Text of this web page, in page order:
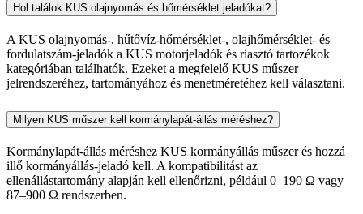
Hol találok KUS olajnyomás és hőmérséklet jeladókat?
A KUS olajnyomás-, hűtővíz-hőmérséklet-, olajhőmérséklet- és
fordulatszám-jeladók a KUS motorjeladók és riasztó tartozékok
kategóriában találhatók. Ezeket a megfelelő KUS műszer
jelrendszeréhez, tartományához és menetméretéhez kell választani.
Milyen KUS műszer kell kormánylapát-állás méréshez?
Kormánylapát-állás méréshez KUS kormányállás műszer és hozzá
illő kormányállás-jeladó kell. A kompatibilitást az
ellenállástartomány alapján kell ellenőrizni, például 0–190 Ω vagy
87–900 Ω rendszerben.